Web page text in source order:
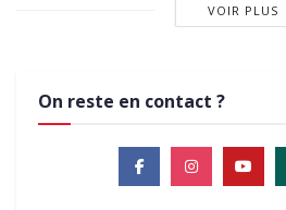
VOIR PLUS
On reste en contact ?